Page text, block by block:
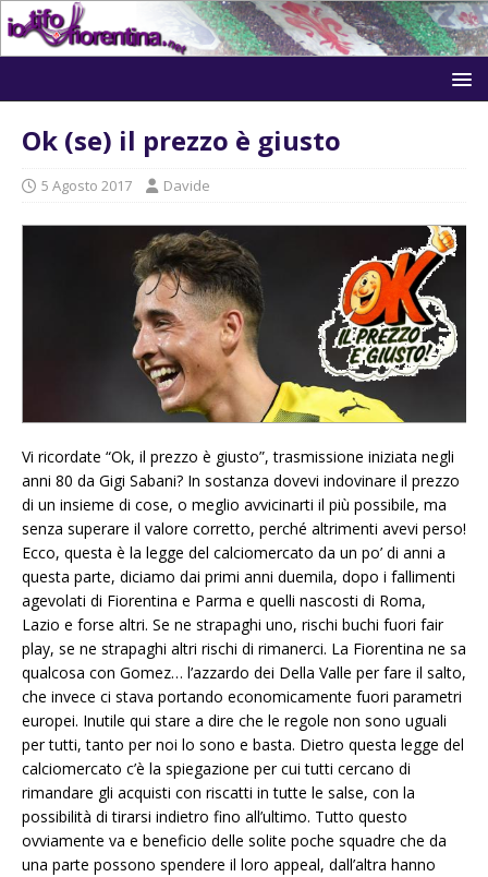
Ok (se) il prezzo è giusto
5 Agosto 2017 Davide
Vi ricordate “Ok, il prezzo è giusto”, trasmissione iniziata negli
anni 80 da Gigi Sabani? In sostanza dovevi indovinare il prezzo
di un insieme di cose, o meglio avvicinarti il più possibile, ma
senza superare il valore corretto, perché altrimenti avevi perso!
Ecco, questa è la legge del calciomercato da un po’ di anni a
questa parte, diciamo dai primi anni duemila, dopo i fallimenti
agevolati di Fiorentina e Parma e quelli nascosti di Roma,
Lazio e forse altri. Se ne strapaghi uno, rischi buchi fuori fair
play, se ne strapaghi altri rischi di rimanerci. La Fiorentina ne sa
qualcosa con Gomez… l’azzardo dei Della Valle per fare il salto,
che invece ci stava portando economicamente fuori parametri
europei. Inutile qui stare a dire che le regole non sono uguali
per tutti, tanto per noi lo sono e basta. Dietro questa legge del
calciomercato c’è la spiegazione per cui tutti cercano di
rimandare gli acquisti con riscatti in tutte le salse, con la
possibilità di tirarsi indietro fino all’ultimo. Tutto questo
ovviamente va e beneficio delle solite poche squadre che da
una parte possono spendere il loro appeal, dall’altra hanno